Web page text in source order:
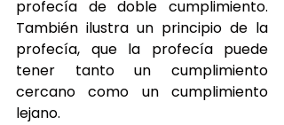
profecía de doble cumplimiento.
También ilustra un principio de la
profecía, que la profecía puede
tener tanto un cumplimiento
cercano como un cumplimiento
lejano.